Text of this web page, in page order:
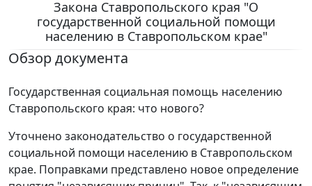
Закона Ставропольского края "О
государственной социальной помощи
населению в Ставропольском крае"
Обзор документа
Государственная социальная помощь населению
Ставропольского края: что нового?
Уточнено законодательство о государственной
социальной помощи населению в Ставропольском
крае. Поправками представлено новое определение